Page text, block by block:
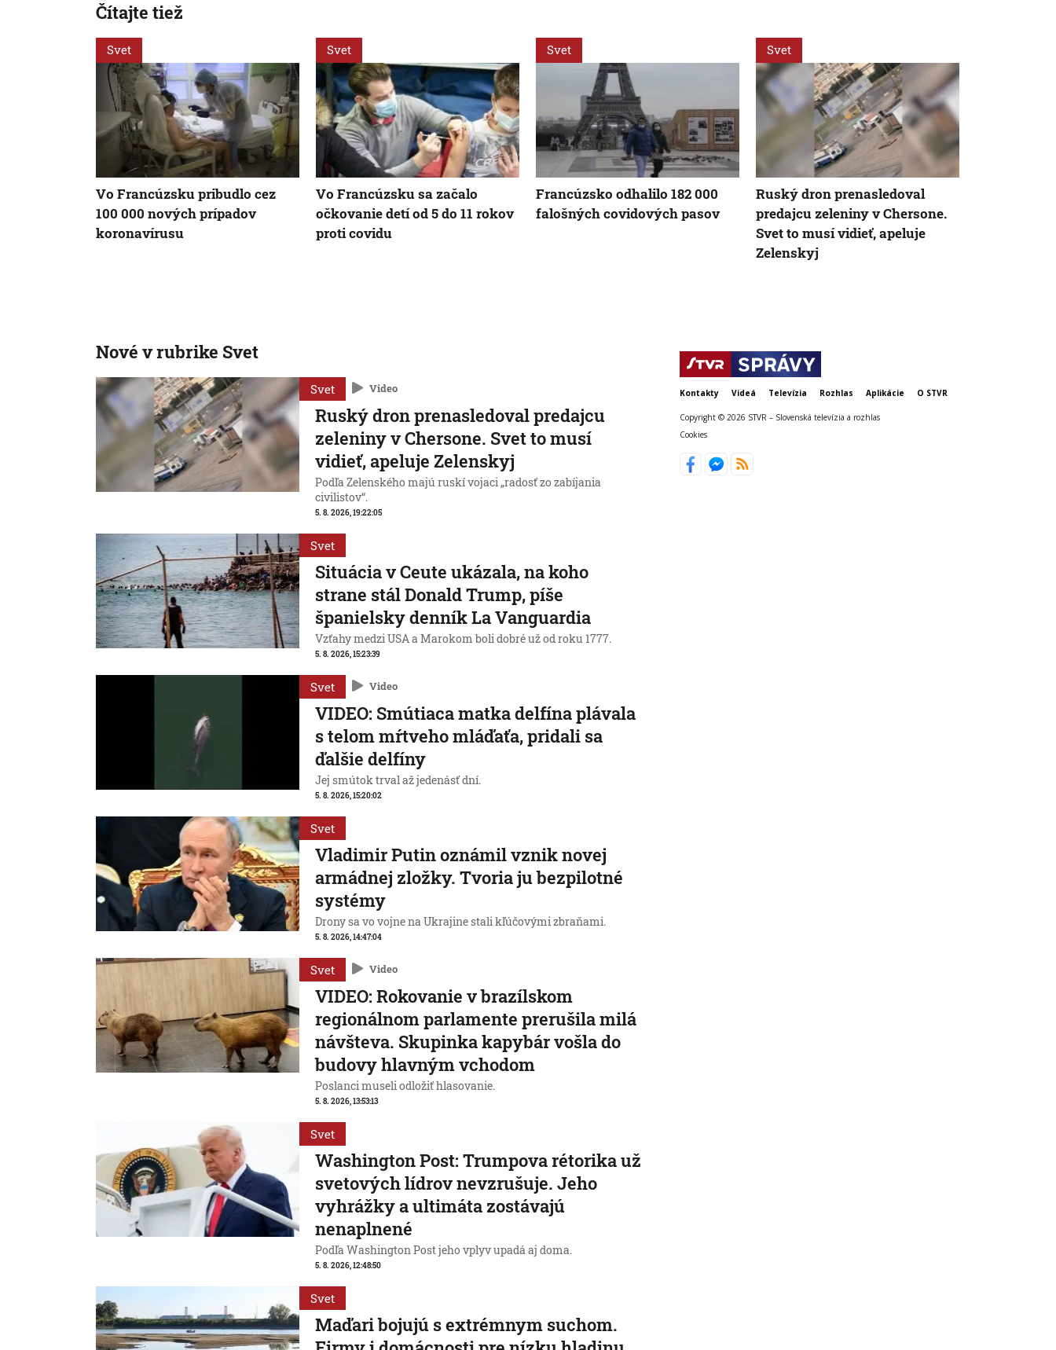
Čítajte tiež
Svet
Vo Francúzsku pribudlo cez
100 000 nových prípadov
koronavírusu
Svet
Vo Francúzsku sa začalo
očkovanie detí od 5 do 11 rokov
proti covidu
Svet
Francúzsko odhalilo 182 000
falošných covidových pasov
Svet
Ruský dron prenasledoval
predajcu zeleniny v Chersone.
Svet to musí vidieť, apeluje
Zelenskyj
Nové v rubrike Svet
Svet Video
Ruský dron prenasledoval predajcu
zeleniny v Chersone. Svet to musí
vidieť, apeluje Zelenskyj
Podľa Zelenského majú ruskí vojaci „radosť zo zabíjania
civilistov“.
5. 8. 2026, 19:22:05
Svet
Situácia v Ceute ukázala, na koho
strane stál Donald Trump, píše
španielsky denník La Vanguardia
Vzťahy medzi USA a Marokom boli dobré už od roku 1777.
5. 8. 2026, 15:23:39
Svet Video
VIDEO: Smútiaca matka delfína plávala
s telom mŕtveho mláďaťa, pridali sa
ďalšie delfíny
Jej smútok trval až jedenásť dní.
5. 8. 2026, 15:20:02
Svet
Vladimir Putin oznámil vznik novej
armádnej zložky. Tvoria ju bezpilotné
systémy
Drony sa vo vojne na Ukrajine stali kľúčovými zbraňami.
5. 8. 2026, 14:47:04
Svet Video
VIDEO: Rokovanie v brazílskom
regionálnom parlamente prerušila milá
návšteva. Skupinka kapybár vošla do
budovy hlavným vchodom
Poslanci museli odložiť hlasovanie.
5. 8. 2026, 13:53:13
Svet
Washington Post: Trumpova rétorika už
svetových lídrov nevzrušuje. Jeho
vyhrážky a ultimáta zostávajú
nenaplnené
Podľa Washington Post jeho vplyv upadá aj doma.
5. 8. 2026, 12:48:50
Svet
Maďari bojujú s extrémnym suchom.
Kontakty Videá Televízia Rozhlas Aplikácie O STVR
Copyright © 2026 STVR – Slovenská televízia a rozhlas
Cookies